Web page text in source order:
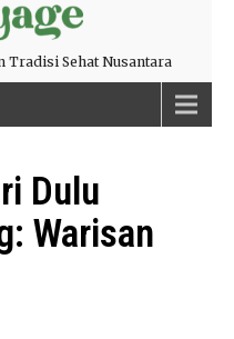
Tradisi Sehat Nusantara
Dulu
Warisan